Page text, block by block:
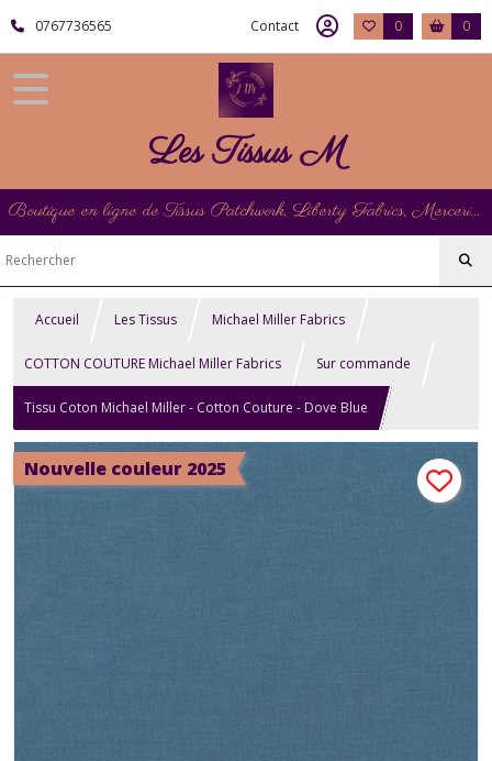
0767736565 Contact 0 0
Les Tissus M
Boutique en ligne de Tissus Patchwork, Liberty Fabrics, Mercerie et Matériel de Point de Croix
Accueil Les Tissus Michael Miller Fabrics
COTTON COUTURE Michael Miller Fabrics Sur commande
Tissu Coton Michael Miller - Cotton Couture - Dove Blue
Nouvelle couleur 2025